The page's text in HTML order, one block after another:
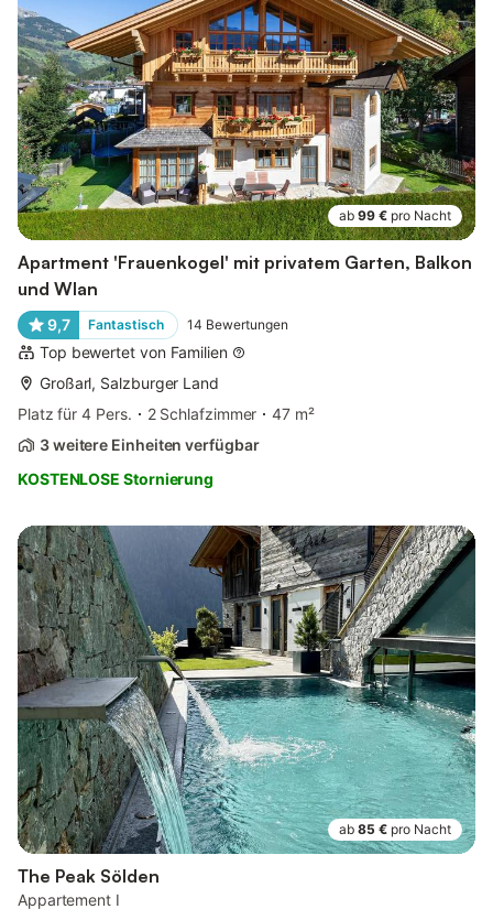
ab 99 € pro Nacht
Apartment 'Frauenkogel' mit privatem Garten, Balkon
und Wlan
9,7 Fantastisch 14 Bewertungen
Top bewertet von Familien
Großarl, Salzburger Land
Platz für 4 Pers.
2 Schlafzimmer
47 m²
3 weitere Einheiten verfügbar
KOSTENLOSE Stornierung
ab 85 € pro Nacht
The Peak Sölden
Appartement I